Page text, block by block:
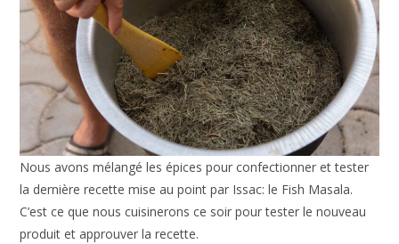
Nous avons mélangé les épices pour confectionner et tester
la dernière recette mise au point par Issac: le Fish Masala.
C’est ce que nous cuisinerons ce soir pour tester le nouveau
produit et approuver la recette.